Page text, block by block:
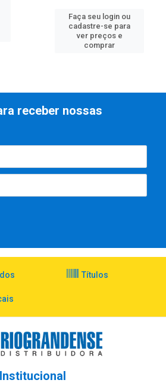
Faça seu login ou
cadastre-se para
ver preços e
comprar
receber nossas
Títulos
Institucional